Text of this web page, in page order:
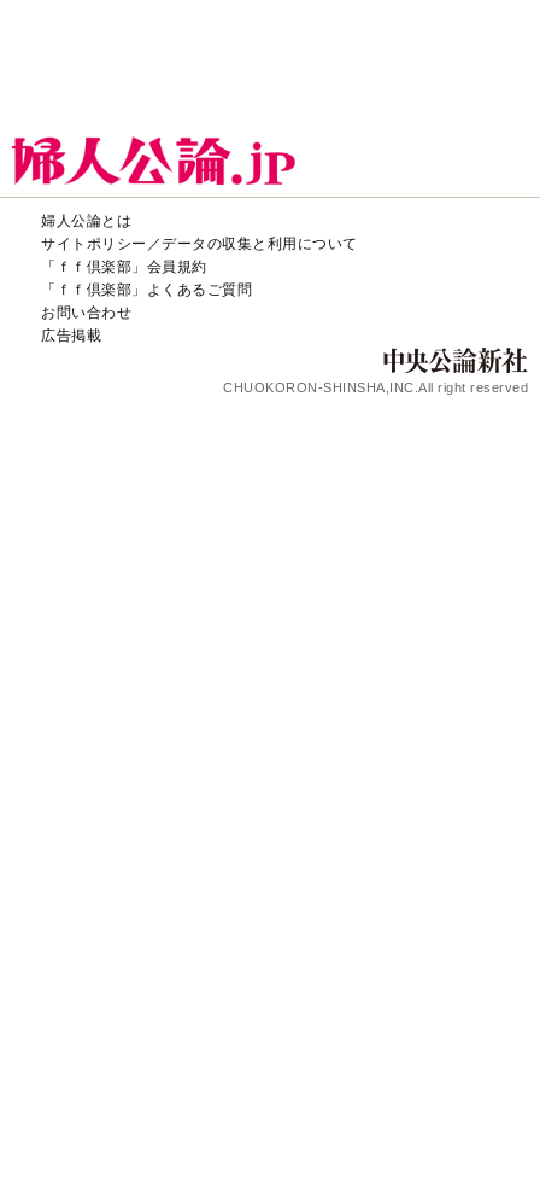
婦人公論とは
サイトポリシー／データの収集と利用について
「ｆｆ倶楽部」会員規約
「ｆｆ倶楽部」よくあるご質問
お問い合わせ
広告掲載
CHUOKORON-SHINSHA,INC.All right reserved